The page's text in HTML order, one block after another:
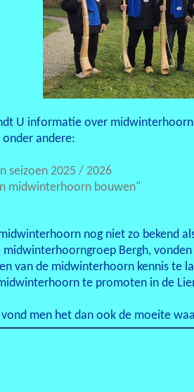
U informatie over
andere:
seizoen 2025 / 2026
midwinterhoorn bouwen"
nog niet zo bekend
midwinterhoorngroep Bergh,
van de midwinterhoorn kennis te
te promoten in de
men het dan ook de moeite
en omstreken. De